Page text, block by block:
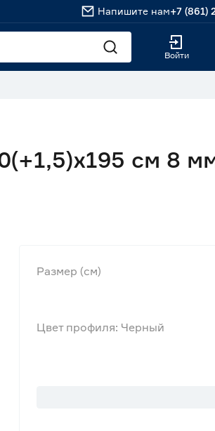
Напишите нам+7 (861)
Войти
см 8
Размер (см)
Цвет профиля: Черный